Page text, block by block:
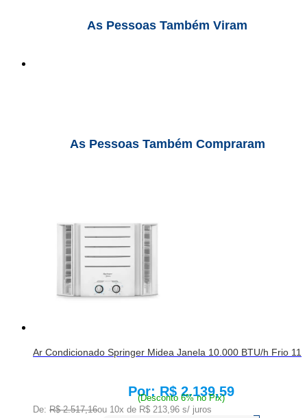
As Pessoas Também Viram
As Pessoas Também Compraram
Ar Condicionado Springer Midea Janela 10.000 BTU/h Frio
Price:
R$ 2.139,59
(Desconto 6% no Pix)
De: R$ 2.517,16ou 10x de R$ 213,96 s/ juros